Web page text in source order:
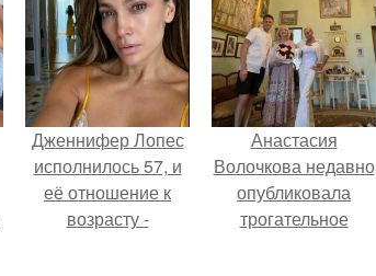
Дженнифер Лопес
исполнилось 57, и
её отношение к
возрасту -
Анастасия
Волочкова недавно
опубликовала
трогательное